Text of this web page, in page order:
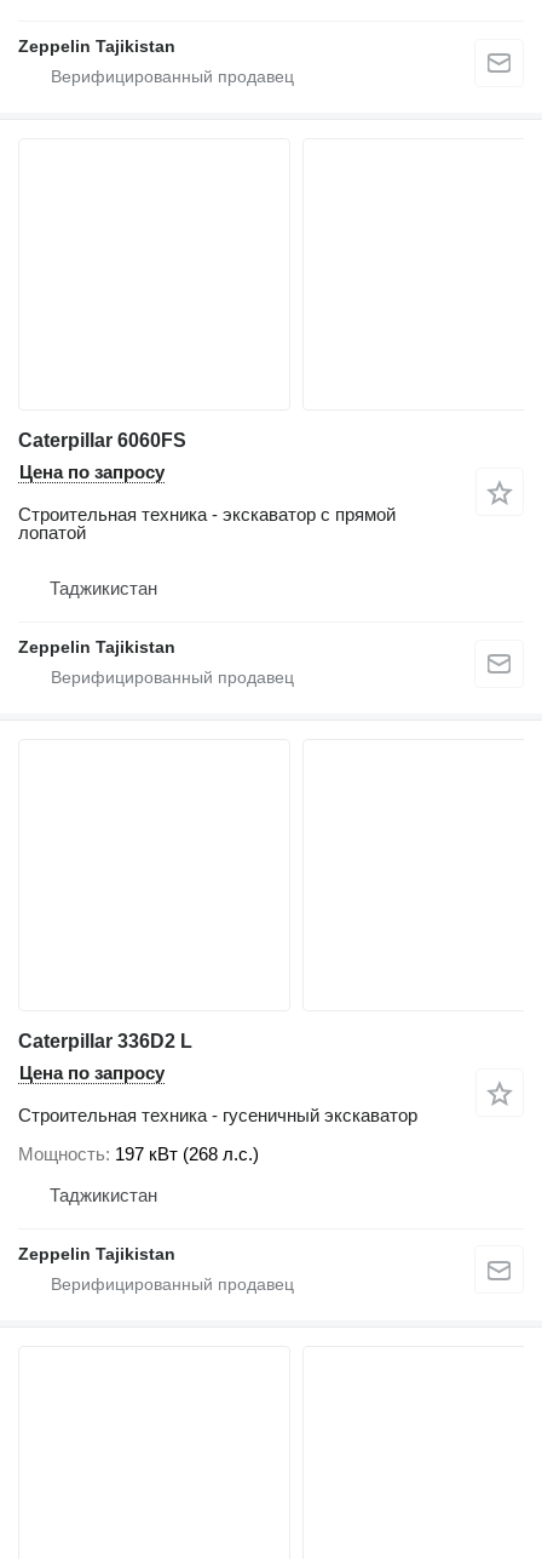
Zeppelin Tajikistan
Caterpillar 6060FS
Цена по запросу
Строительная техника - экскаватор с прямой
лопатой
Таджикистан
Zeppelin Tajikistan
Caterpillar 336D2 L
Цена по запросу
Строительная техника - гусеничный экскаватор
Мощность 197 кВт (268 л.с.)
Таджикистан
Zeppelin Tajikistan